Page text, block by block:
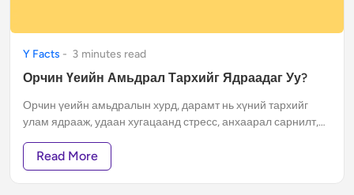
Y Facts - 3 minutes read
Орчин Үеийн Амьдрал Тархийг Ядраадаг Уу?
Орчин үеийн амьдралын хурд, дарамт нь хүний тархийг
улам ядрааж, удаан хугацаанд стресс, анхаарал сарнилт,
судлаачид судалсан байна.
Read More